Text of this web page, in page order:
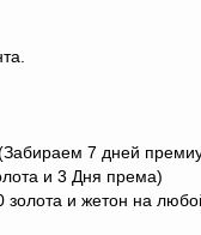
7 дней
и 3 Дня према)
и жетон на